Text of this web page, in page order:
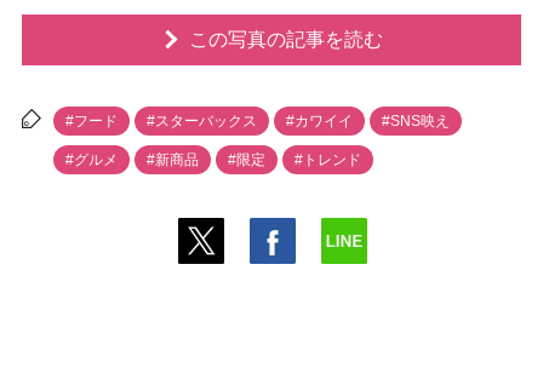
この写真の記事を読む
#フード #スターバックス #カワイイ #SNS映え
#グルメ #新商品 #限定 #トレンド